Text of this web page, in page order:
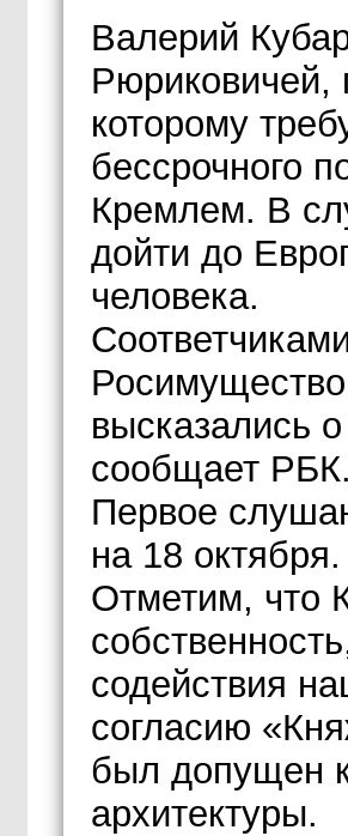
Валерий
Рюриковичей,
которому
бессрочного
Кремлем. В
дойти до
человека.
высказались
сообщает
Первое
на 18 октября.
Отметим, что
содействия
согласию
был допущен
архитектуры.